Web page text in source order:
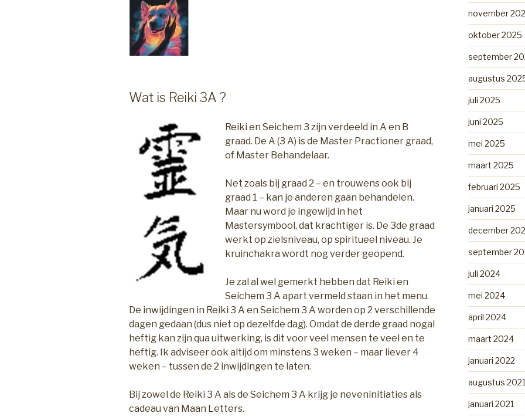
Wat is Reiki 3A ?
Reiki en Seichem 3 zijn verdeeld in A en B
graad. De A (3 A) is de Master Practioner graad,
of Master Behandelaar.
Net zoals bij graad 2 – en trouwens ook bij
graad 1 – kan je anderen gaan behandelen.
Maar nu word je ingewijd in het
Mastersymbool, dat krachtiger is. De 3de graad
werkt op zielsniveau, op spiritueel niveau. Je
kruinchakra wordt nog verder geopend.
Je zal al wel gemerkt hebben dat Reiki en
Seichem 3 A apart vermeld staan in het menu.
De inwijdingen in Reiki 3 A en Seichem 3 A worden op 2 verschillende
dagen gedaan (dus niet op dezelfde dag). Omdat de derde graad nogal
heftig kan zijn qua uitwerking, is dit voor veel mensen te veel en te
heftig. Ik adviseer ook altijd om minstens 3 weken – maar liever 4
weken – tussen de 2 inwijdingen te laten.
Bij zowel de Reiki 3 A als de Seichem 3 A krijg je neveninitiaties als
cadeau van Maan Letters.
november
oktober 2025
september
augustus
juli 2025
juni 2025
mei 2025
maart 2025
februari 2025
januari 2025
december
september
juli 2024
mei 2024
april 2024
maart 2024
januari 2022
augustus 2021
januari 2021